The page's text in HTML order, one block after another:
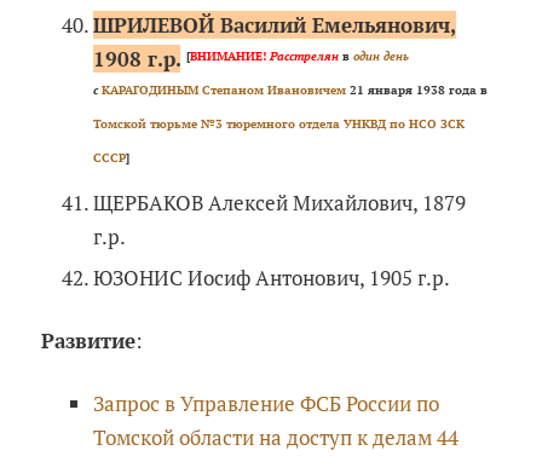
ШРИЛЕВОЙ Василий Емельянович,
1908 г.р. [ВНИМАНИЕ! Расстрелянв один день
сКАРАГОДИНЫМ Степаном Ивановичем21 января 1938 года в
Томской тюрьме №3 тюремного отдела УНКВД по НСО ЗСК
СССР]
ЩЕРБАКОВ Алексей Михайлович, 1879
г.р.
ЮЗОНИС Иосиф Антонович, 1905 г.р.
Развитие:
Запрос в Управление ФСБ России по
Томской области на доступ к делам 44